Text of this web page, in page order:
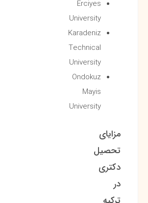
Erciyes
University
Karadeniz
Technical
University
Ondokuz
Mayis
University
مزایای
تحصیل
دکتری
در